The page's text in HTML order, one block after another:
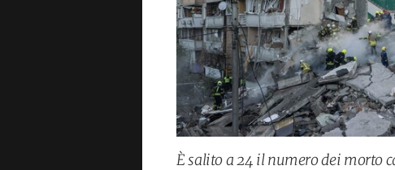
È salito a 24 il numero dei morto